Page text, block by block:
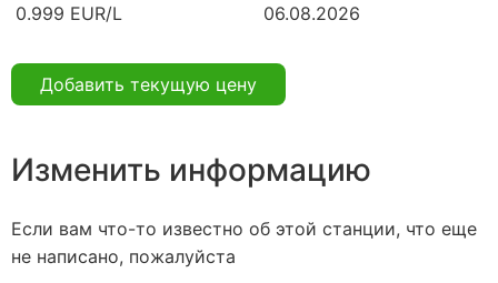
0.999 EUR/L 06.08.2026
Добавить текущую цену
Изменить информацию
Если вам что-то известно об этой станции, что еще
не написано, пожалуйста